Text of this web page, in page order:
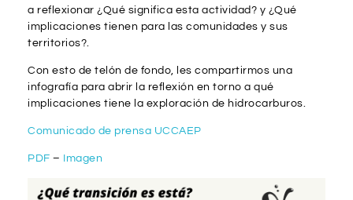
a reflexionar ¿Qué significa esta actividad? y ¿Qué
implicaciones tienen para las comunidades y sus
territorios?.
Con esto de telón de fondo, les compartirmos una
infografía para abrir la reflexión en torno a qué
implicaciones tiene la exploración de hidrocarburos.
Comunicado de prensa UCCAEP
PDF – Imagen